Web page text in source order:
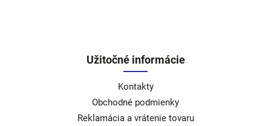
Užitočné informácie
Kontakty
Obchodné podmienky
Reklamácia a vrátenie tovaru